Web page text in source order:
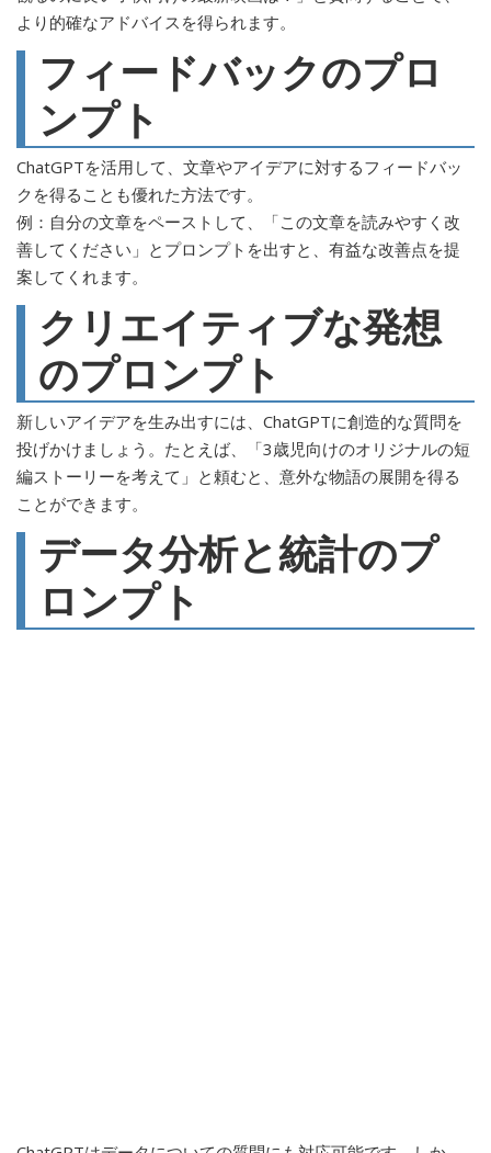
より的確なアドバイスを得られます。
フィードバックのプロ
ンプト
ChatGPTを活用して、文章やアイデアに対するフィードバッ
クを得ることも優れた方法です。
例：自分の文章をペーストして、「この文章を読みやすく改
善してください」とプロンプトを出すと、有益な改善点を提
案してくれます。
クリエイティブな発想
のプロンプト
新しいアイデアを生み出すには、ChatGPTに創造的な質問を
投げかけましょう。たとえば、「3歳児向けのオリジナルの短
編ストーリーを考えて」と頼むと、意外な物語の展開を得る
ことができます。
データ分析と統計のプ
ロンプト